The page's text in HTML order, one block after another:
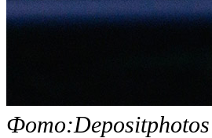
Фото:Depositphotos